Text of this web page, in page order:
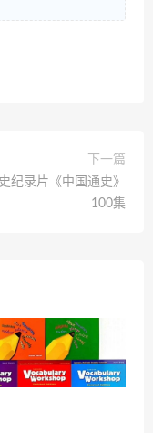
下一篇
纪录片《中国通史》
100集